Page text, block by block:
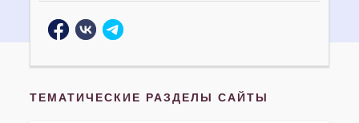
ТЕМАТИЧЕСКИЕ РАЗДЕЛЫ САЙТЫ